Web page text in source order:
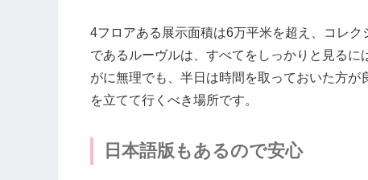
4フロアある展示面積は6万平米を超え、コレ
であるルーヴルは、すべてをしっかりと見る
がに無理でも、半日は時間を取っておいた方
を立てて行くべき場所です。
日本語版もあるので安心